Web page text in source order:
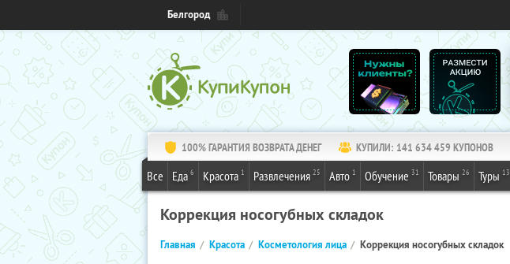
Белгород
100% ГАРАНТИЯ ВОЗВРАТА ДЕНЕГ КУПИЛИ: 141 634 459 КУПОНОВ
Все Еда 6 Красота 1 Развлечения 25 Авто 1 Обучение 31 Товары 26 Туры 13
Коррекция носогубных складок
Главная Красота Косметология лица Коррекция носогубных складок